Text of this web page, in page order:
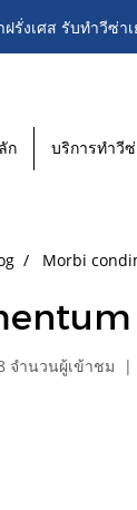
งเศส รับทำวีซ่า
ก บริการทำวีซ่
Morbi
จำนวนผู้เข้าชม |